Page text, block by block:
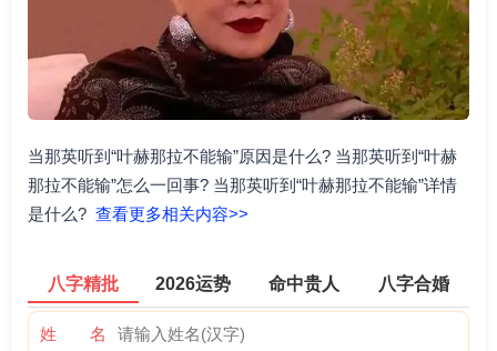
当那英听到“叶赫那拉不能输”原因是什么? 当那英听到“叶赫
那拉不能输”怎么一回事? 当那英听到“叶赫那拉不能输”详情
是什么? 查看更多相关内容>>
八字精批 2026运势 命中贵人 八字合婚
姓 名